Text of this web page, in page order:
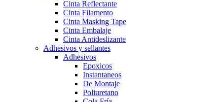
Cinta Reflectante
Cinta Filamento
Cinta Masking Tape
Cinta Embalaje
Cinta Antideslizante
Adhesivos y sellantes
Adhesivos
Epoxicos
Instantaneos
De Montaje
Poliuretano